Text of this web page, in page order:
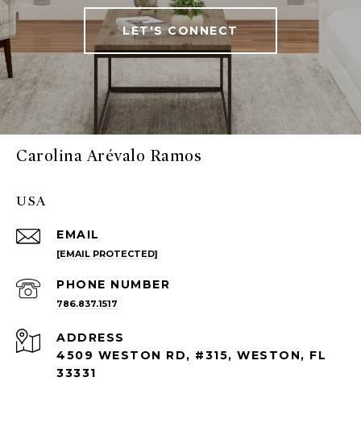
LET'S CONNECT
Carolina Arévalo Ramos
USA
EMAIL
[EMAIL PROTECTED]
PHONE NUMBER
786.837.1517
ADDRESS
4509 WESTON RD, #315, WESTON, FL
33331